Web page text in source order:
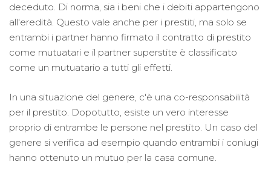
deceduto. Di norma, sia i beni che i debiti appartengono
all'eredità. Questo vale anche per i prestiti, ma solo se
entrambi i partner hanno firmato il contratto di prestito
come mutuatari e il partner superstite è classificato
come un mutuatario a tutti gli effetti.
In una situazione del genere, c'è una co-responsabilità
per il prestito. Dopotutto, esiste un vero interesse
proprio di entrambe le persone nel prestito. Un caso del
genere si verifica ad esempio quando entrambi i coniugi
hanno ottenuto un mutuo per la casa comune.